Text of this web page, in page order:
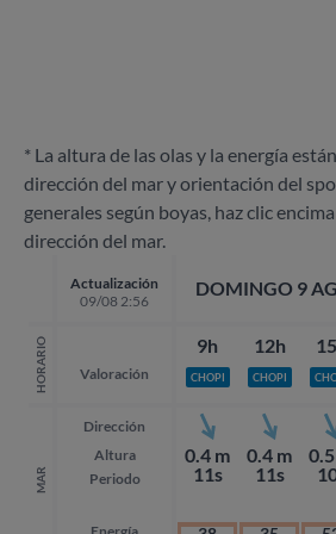
* La altura de las olas y la energía
dirección del mar y orientación del
generales según boyas, haz clic
dirección del mar.
Actualización
09/08 2:56
HORARIO Valoración
MAR
Dirección
Altura
Periodo
DOMINGO 9
9h
CHOPI
0.4 m
11s
12h
CHOPI
0.4 m
11s